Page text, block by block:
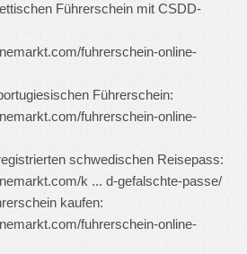
Führerschein mit CSDD-
fuhrerschein-online-
Führerschein:
fuhrerschein-online-
schwedischen Reisepass:
k ... d-gefalschte-passe/
kaufen:
fuhrerschein-online-